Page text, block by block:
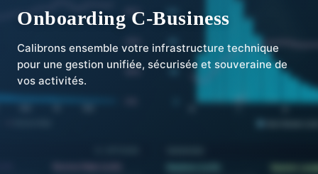
Onboarding C-Business
Calibrons ensemble votre infrastructure technique
pour une gestion unifiée, sécurisée et souveraine de
vos activités.